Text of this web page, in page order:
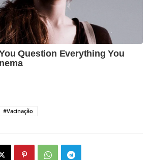
#Vacinação